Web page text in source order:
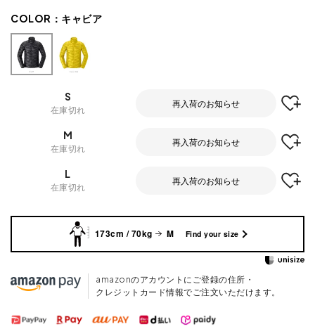
COLOR： キャビア
S
在庫切れ
再入荷のお知らせ
M
在庫切れ
再入荷のお知らせ
L
在庫切れ
再入荷のお知らせ
173cm / 70kg M Find your size
amazonのアカウントにご登録の住所・
クレジットカード情報でご注文いただけます。